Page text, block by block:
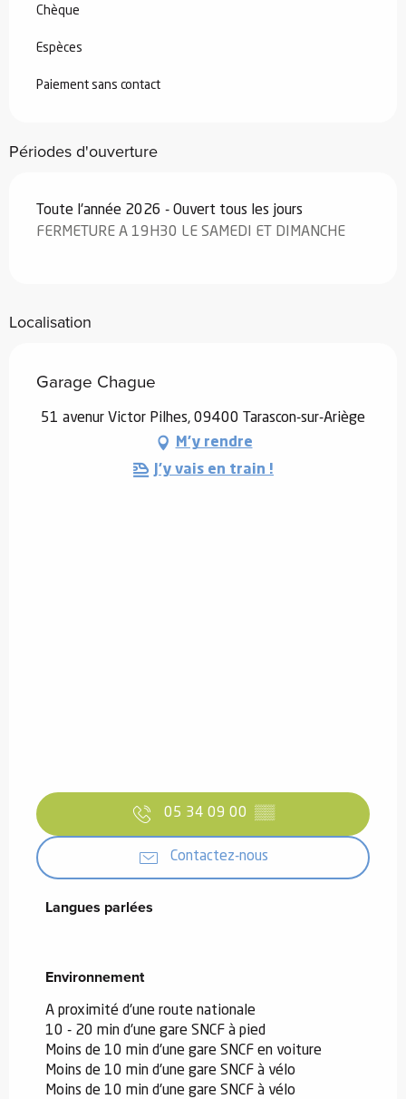
Chèque
Espèces
Paiement sans contact
Périodes d'ouverture
Toute l'année 2026 - Ouvert tous les jours
FERMETURE A 19H30 LE SAMEDI ET DIMANCHE
Localisation
Garage Chague
51 avenur Victor Pilhes, 09400 Tarascon-sur-Ariège
M'y rendre
J'y vais en train !
05 34 09 00 ▒▒
Contactez-nous
Langues parlées
Langues parlées
Environnement
Environnement
A proximité d'une route nationale
10 - 20 min d'une gare SNCF à pied
Moins de 10 min d'une gare SNCF en voiture
Moins de 10 min d'une gare SNCF à vélo
Moins de 10 min d'une gare SNCF à vélo